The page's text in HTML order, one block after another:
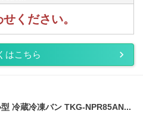
ください。
はこちら
冷蔵冷凍バン TKG-NPR85AN...